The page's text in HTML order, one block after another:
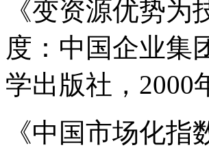
《变资源优势
度：中国企业集
学出版社，2000
《中国市场化